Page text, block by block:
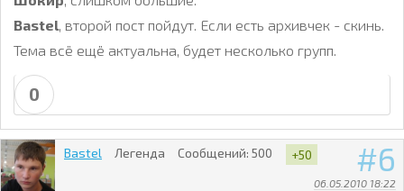
Bastel, второй пост пойдут. Если есть архивчек - скинь.
Тема всё ещё актуальна, будет несколько групп.
0
6
06.05.2010 18:22
Bastel Легенда Сообщений: 500 +50